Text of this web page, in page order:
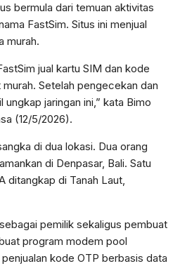
bermula dari temuan aktivitas
FastSim. Situs ini menjual
murah.
jual kartu SIM dan kode
Setelah pengecekan dan
jaringan ini,” kata Bimo
(12/5/2026).
di dua lokasi. Dua orang
di Denpasar, Bali. Satu
ditangkap di Tanah Laut,
pemilik sekaligus pembuat
program modem pool
kode OTP berbasis data